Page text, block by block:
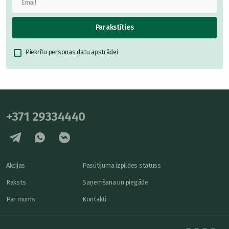
Parakstīties
Piekrītu personas datu apstrādei
+371 29334440
Akcijas
Raksts
Par mums
Pasūtījuma izpildes statuss
Saņemšana un piegāde
Kontakti